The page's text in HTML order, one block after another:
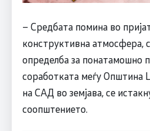
– Средбата помина во
конструктивна атмосфера,
определба за понатамошно
соработката меѓу Општина
на САД во земјава, се
соопштението.